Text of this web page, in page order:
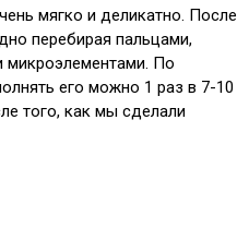
мягко и деликатно. После
перебирая пальцами,
микроэлементами. По
его можно 1 раз в 7-10
того, как мы сделали